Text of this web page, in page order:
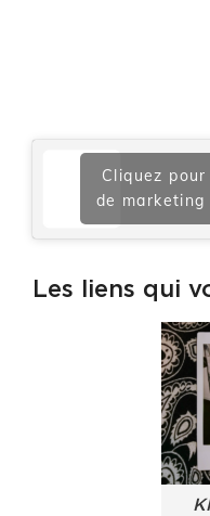
Cliquez
de
Les liens qui